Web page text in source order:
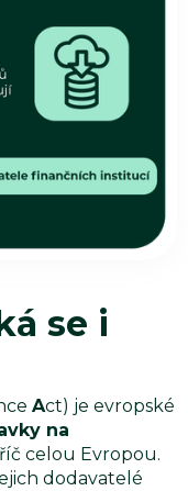
se i
Act) je evropské
na
celou Evropou.
dodavatelé